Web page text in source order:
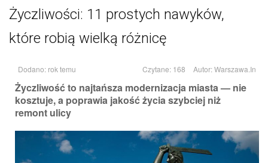
Życzliwości: 11 prostych nawyków,
które robią wielką różnicę
Dodano: rok temu Czytane: 168 Autor:Warszawa.In
Życzliwość to najtańsza modernizacja miasta — nie
kosztuje, a poprawia jakość życia szybciej niż
remont ulicy